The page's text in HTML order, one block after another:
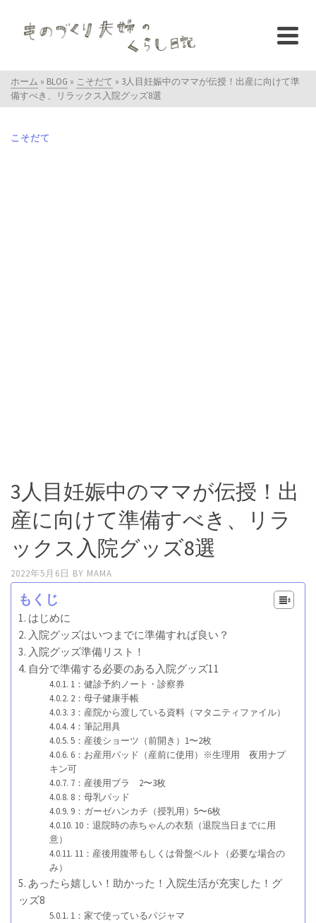
ホーム » BLOG » こそだて » 3人目妊娠中のママが伝授！出産に向けて準
備すべき、リラックス入院グッズ8選
こそだて
3人目妊娠中のママが伝授！出
産に向けて準備すべき、リラ
ックス入院グッズ8選
2022年5月6日 BY MAMA
もくじ
はじめに
入院グッズはいつまでに準備すれば良い？
入院グッズ準備リスト！
自分で準備する必要のある入院グッズ11
1：健診予約ノート・診察券
2：母子健康手帳
3：産院から渡している資料（マタニティファイル）
4：筆記用具
5：産後ショーツ（前開き）1〜2枚
6：お産用パッド（産前に使用）※生理用 夜用ナプ
キン可
7：産後用ブラ 2〜3枚
8：母乳パッド
9：ガーゼハンカチ（授乳用）5〜6枚
10：退院時の赤ちゃんの衣類（退院当日までに用
意）
11：産後用腹帯もしくは骨盤ベルト（必要な場合の
み）
あったら嬉しい！助かった！入院生活が充実した！グ
ッズ8
1：家で使っているパジャマ